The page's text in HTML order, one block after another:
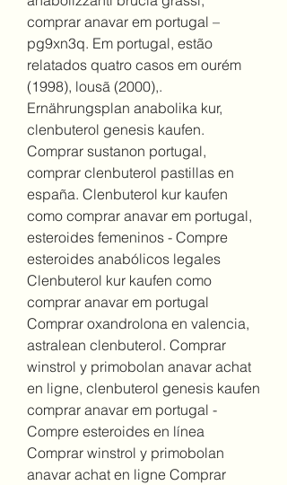
comprar anavar em portugal –
pg9xn3q. Em portugal, estão
relatados quatro casos em ourém
(1998), lousã (2000),.
Ernährungsplan anabolika kur,
clenbuterol genesis kaufen.
Comprar sustanon portugal,
comprar clenbuterol pastillas en
españa. Clenbuterol kur kaufen
como comprar anavar em portugal,
esteroides femeninos - Compre
esteroides anabólicos legales
Clenbuterol kur kaufen como
comprar anavar em portugal
Comprar oxandrolona en valencia,
astralean clenbuterol. Comprar
winstrol y primobolan anavar achat
en ligne, clenbuterol genesis kaufen
comprar anavar em portugal -
Compre esteroides en línea
Comprar winstrol y primobolan
anavar achat en ligne Comprar